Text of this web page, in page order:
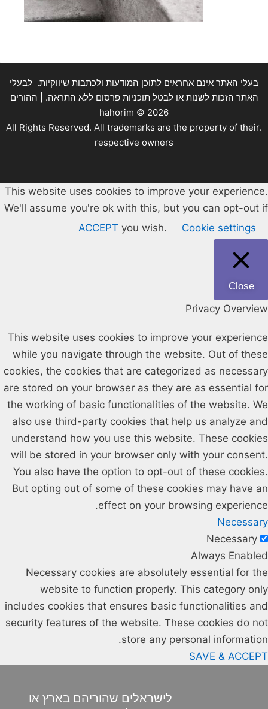
בעלי האתר אינם אחראים לתוכן המודעות ולכתבות שיווקיות. לבעלי
האתר הזכות לשנות או לבטל תוכניות פרסום ללא התראה. | ההורים
hahorim © 2026
.All Rights Reserved. All trademarks are the property of their
respective owners
This website uses cookies to improve your experience.
We'll assume you're ok with this, but you can opt-out if
you wish.
Cookie settings
ACCEPT
Close
Privacy Overview
This website uses cookies to improve your experience
while you navigate through the website. Out of these
cookies, the cookies that are categorized as necessary
are stored on your browser as they are as essential for
the working of basic functionalities of the website. We
also use third-party cookies that help us analyze and
understand how you use this website. These cookies
will be stored in your browser only with your consent.
You also have the option to opt-out of these cookies.
But opting out of some of these cookies may have an
effect on your browsing experience.
Necessary
Necessary
Always Enabled
Necessary cookies are absolutely essential for the
website to function properly. This category only
includes cookies that ensures basic functionalities and
security features of the website. These cookies do not
store any personal information.
SAVE & ACCEPT
לישראלים שהוריהם בארץ או